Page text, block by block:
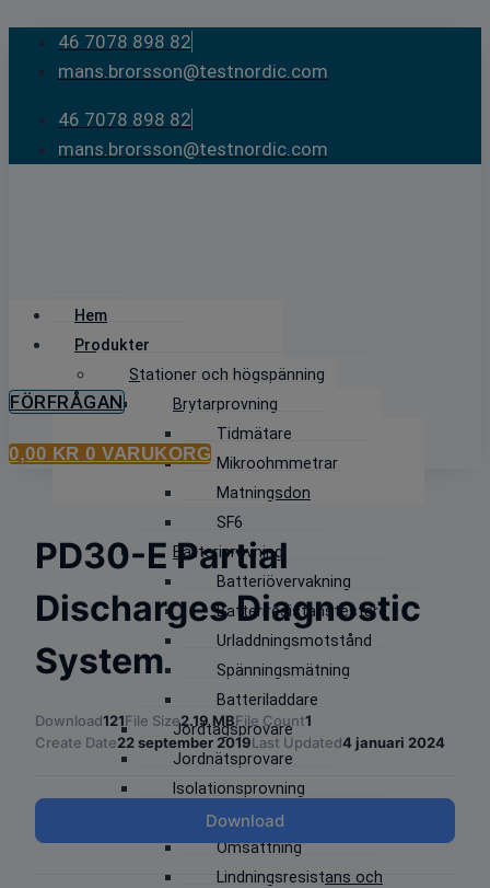
Skip
content
46 7078 898 82
mans.brorsson@testnordic.com
46 7078 898 82
mans.brorsson@testnordic.com
Hem
Produkter
Stationer och högspänning
Brytarprovning
Tidmätare
Mikroohmmetrar
Matningsdon
SF6
Batteriprovning
Batteriövervakning
Batteriresistanstestare
Urladdningsmotstånd
Spänningsmätning
Batteriladdare
Jordtagsprovare
Jordnätsprovare
Isolationsprovning
Transformatortestning
Omsättning
Lindningsresistans och
FÖRFRÅGAN
0,00 KR 0 VARUKORG
PD30-E Partial
Discharges Diagnostic
System
Download121File Size2.19 MBFile Count1
Create Date22 september 2019Last Updated4 januari 2024
Download